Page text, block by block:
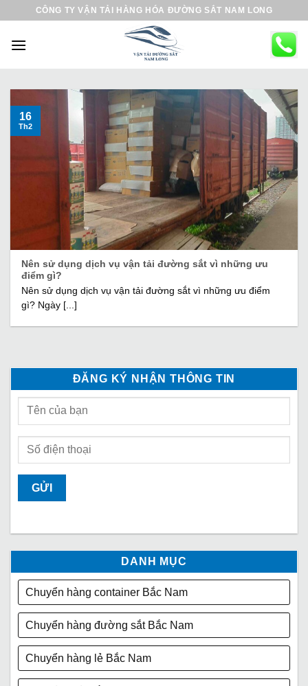
CÔNG TY VẬN TẢI HÀNG HÓA ĐƯỜNG SẮT NAM LONG
Nên sử dụng dịch vụ vận tải đường sắt vì những ưu
điểm gì?
Nên sử dụng dịch vụ vận tải đường sắt vì những ưu điểm
gì? Ngày [...]
16
Th2
ĐĂNG KÝ NHẬN THÔNG TIN
DANH MỤC
Chuyển hàng container Bắc Nam
Chuyển hàng đường sắt Bắc Nam
Chuyển hàng lẻ Bắc Nam